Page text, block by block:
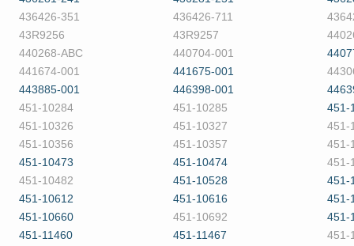
436426-351
436426-711
43R9256
43R9257
440268-ABC
440704-001
441674-001
441675-001
443885-001
446398-001
451-10284
451-10285
451-
451-10326
451-10327
451-
451-10356
451-10357
451-
451-10473
451-10474
451-
451-10482
451-10528
451-
451-10612
451-10616
451-
451-10660
451-10692
451-
451-11460
451-11467
451-